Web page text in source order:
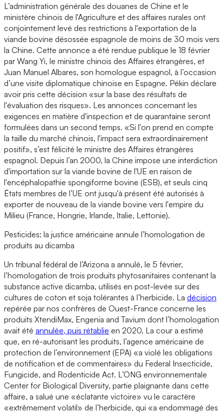
L’administration générale des douanes de Chine et le
ministère chinois de l'Agriculture et des affaires rurales ont
conjointement levé des restrictions à l'exportation de la
viande bovine désossée espagnole de moins de 30 mois vers
la Chine. Cette annonce a été rendue publique le 18 février
par Wang Yi, le ministre chinois des Affaires étrangères, et
Juan Manuel Albares, son homologue espagnol, à l’occasion
d’une visite diplomatique chinoise en Espagne. Pékin déclare
avoir pris cette décision «sur la base des résultats de
l'évaluation des risques». Les annonces concernant les
exigences en matière d'inspection et de quarantaine seront
formulées dans un second temps. «Si l'on prend en compte
la taille du marché chinois, l'impact sera extraordinairement
positif», s’est félicité le ministre des Affaires étrangères
espagnol. Depuis l’an 2000, la Chine impose une interdiction
d'importation sur la viande bovine de l'UE en raison de
l'encéphalopathie spongiforme bovine (ESB), et seuls cinq
États membres de l’UE ont jusqu'à présent été autorisés à
exporter de nouveau de la viande bovine vers l'empire du
Milieu (France, Hongrie, Irlande, Italie, Lettonie).
Pesticides: la justice américaine annule l’homologation de
produits au dicamba
Un tribunal fédéral de l’Arizona a annulé, le 5 février,
l’homologation de trois produits phytosanitaires contenant la
substance active dicamba, utilisés en post-levée sur des
cultures de coton et soja tolérantes à l’herbicide. La décision
repérée par nos confrères de Ouest-France concerne les
produits XtendiMax, Engenia and Tavium dont l’homologation
avait été annulée, puis rétablie en 2020. La cour a estimé
que, en ré-autorisant les produits, l’agence américaine de
protection de l’environnement (EPA) «a violé les obligations
de notification et de commentaires» du Federal Insecticide,
Fungicide, and Rodenticide Act. L’ONG environnementale
Center for Biological Diversity, partie plaignante dans cette
affaire, a salué une «éclatante victoire» vu le caractère
«extrêmement volatil» de l’herbicide, qui «a endommagé des